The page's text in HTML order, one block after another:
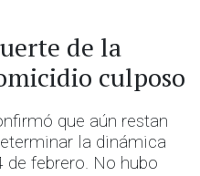
de la
culposo
que aún restan
la dinámica
febrero. No hubo